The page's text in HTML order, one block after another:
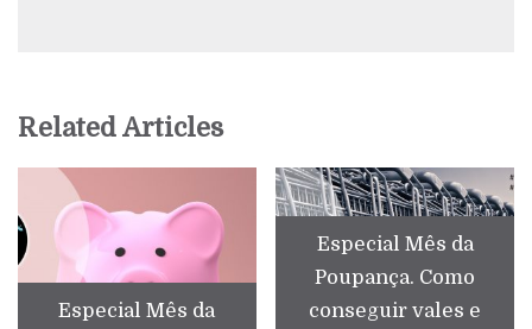
Related Articles
Especial Mês da
Especial Mês da
Poupança. Como
conseguir vales e